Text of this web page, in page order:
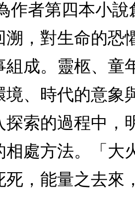
作者第四本小
溯，對生命的恐
組成。靈柩、童
、時代的意象
探索的過程中，
相處方法。「大
死，能量之去來